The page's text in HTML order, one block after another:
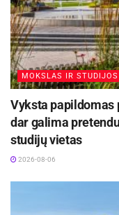
MOKSLAS IR STUDIJOS
Vyksta papildomas
dar galima
studijų vietas
2026-08-06